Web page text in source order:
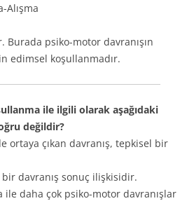
Alışma
Burada psiko-motor davranışın
edimsel koşullanmadır.
ile ilgili olarak aşağıdaki
değildir?
ortaya çıkan davranış, tepkisel bir
davranış sonuç ilişkisidir.
ile daha çok psiko-motor davranışlar